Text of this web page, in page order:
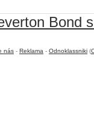
Bond
nás - Reklama - Odnoklassniki (